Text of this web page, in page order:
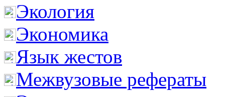
Экология
Экономика
Язык жестов
Межвузовые рефераты